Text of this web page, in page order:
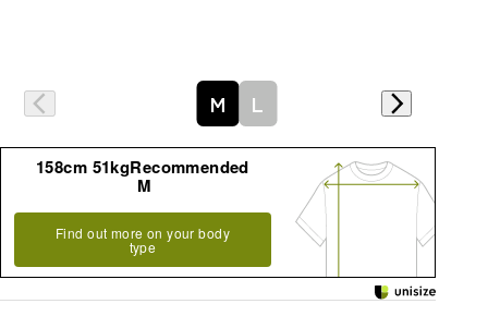
M L
158cm 51kgRecommended
M
Find out more on your body
type